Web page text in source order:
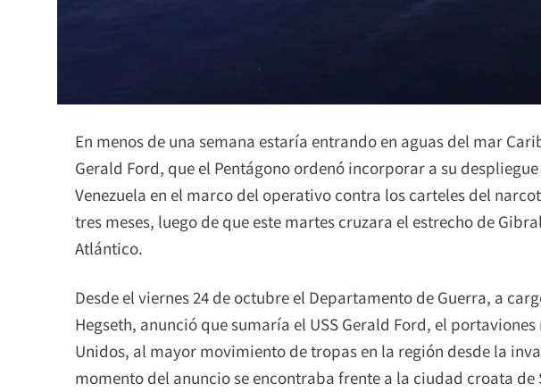
En menos de una semana estaría entrando en aguas del mar
Gerald Ford, que el Pentágono ordenó incorporar a su
Venezuela en el marco del operativo contra los carteles del
tres meses, luego de que este martes cruzara el estrecho de
Atlántico.
Desde el viernes 24 de octubre el Departamento de Guerra, a
Hegseth, anunció que sumaría el USS Gerald Ford, el
Unidos, al mayor movimiento de tropas en la región desde la
momento del anuncio se encontraba frente a la ciudad croata